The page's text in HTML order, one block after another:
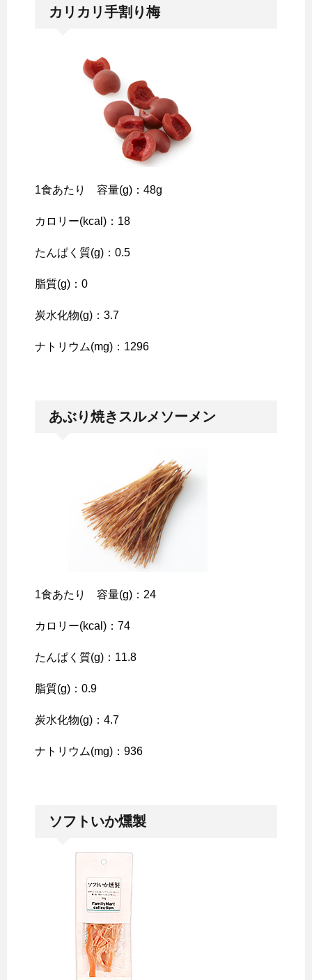
カリカリ手割り梅
1食あたり 容量(g)：48g
カロリー(kcal)：18
たんぱく質(g)：0.5
脂質(g)：0
炭水化物(g)：3.7
ナトリウム(mg)：1296
あぶり焼きスルメソーメン
1食あたり 容量(g)：24
カロリー(kcal)：74
たんぱく質(g)：11.8
脂質(g)：0.9
炭水化物(g)：4.7
ナトリウム(mg)：936
ソフトいか燻製